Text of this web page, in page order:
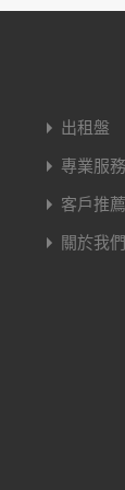
出租盤
專業服務
客戶推薦
關於我們